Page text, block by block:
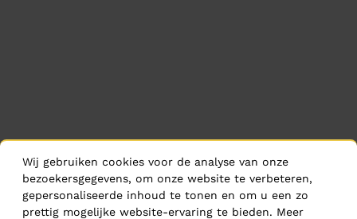
Wij gebruiken cookies voor de analyse van onze
bezoekersgegevens, om onze website te verbeteren,
gepersonaliseerde inhoud te tonen en om u een zo
prettig mogelijke website-ervaring te bieden. Meer